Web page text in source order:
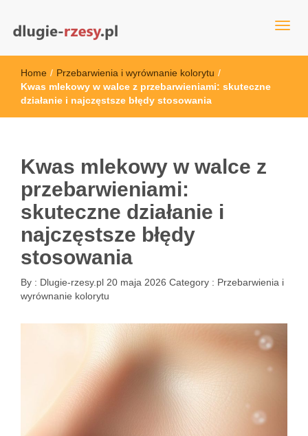
dlugie-rzesy.pl
Home / Przebarwienia i wyrównanie kolorytu /
Kwas mlekowy w walce z przebarwieniami: skuteczne
działanie i najczęstsze błędy stosowania
Kwas mlekowy w walce z
przebarwieniami:
skuteczne działanie i
najczęstsze błędy
stosowania
By : Dlugie-rzesy.pl 20 maja 2026 Category : Przebarwienia i
wyrównanie kolorytu